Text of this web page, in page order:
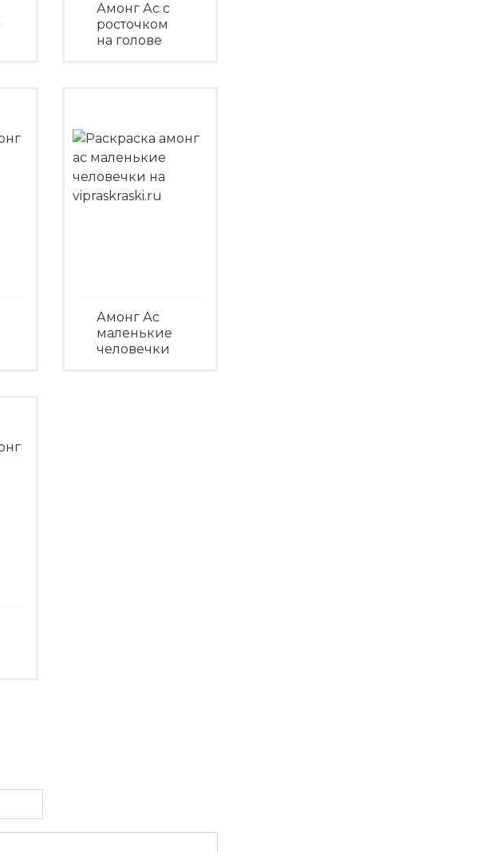
Амонг Ас с
росточком
на голове
Амонг Ас
маленькие
человечки